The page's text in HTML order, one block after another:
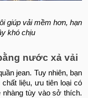
giúp vải mềm hơn, hạn
khó chịu
nước xả vải
jean. Tuy nhiên, bạn
liệu, ưu tiên loại có
nhàng tùy vào sở thích.